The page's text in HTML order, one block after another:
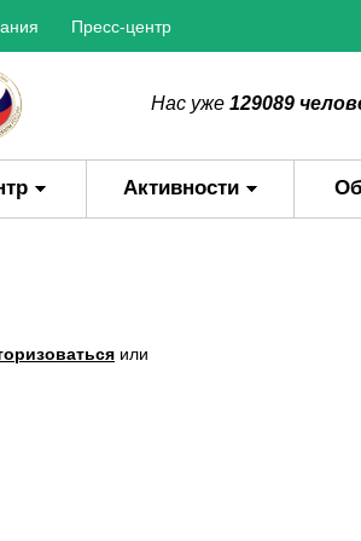
Пресс-центр
Нас уже 129089
Активности
или